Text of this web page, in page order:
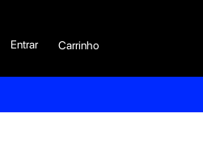
Entrar Carrinho